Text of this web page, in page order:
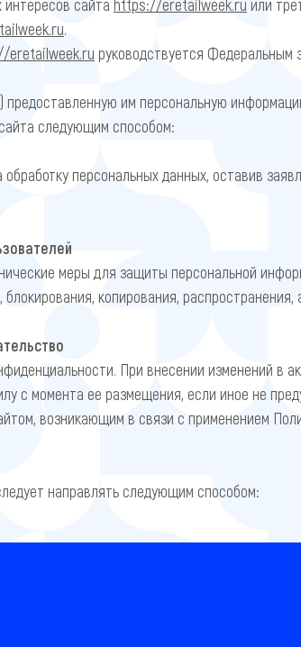
сайта https://eretailweek.ru или
.
eretailweek.ru руководствуется
им персональную
следующим способом:
персональных данных, оставив
меры для защиты персональной
копирования,
При внесении изменений в
с момента ее размещения, если иное не
возникающим в связи с применением
направлять следующим способом: